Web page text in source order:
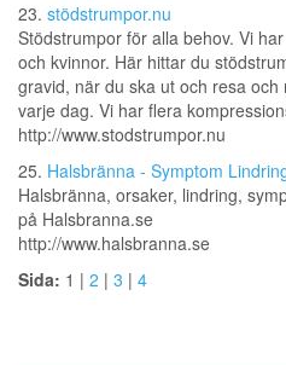
23. stödstrumpor.nu
Stödstrumpor för alla behov. Vi
och kvinnor. Här hittar du
gravid, när du ska ut och resa
varje dag. Vi har flera
http://www.stodstrumpor.nu
25. Halsbränna - Symptom
Halsbränna, orsaker, lindring,
på Halsbranna.se
http://www.halsbranna.se
Sida: 1 | 2 | 3 | 4